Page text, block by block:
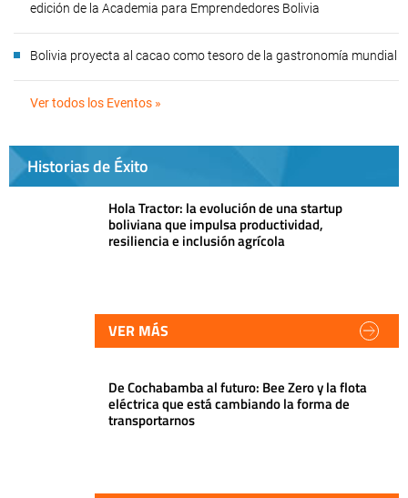
edición de la Academia para Emprendedores Bolivia
Bolivia proyecta al cacao como tesoro de la gastronomía mundial
Ver todos los Eventos »
Historias de Éxito
Hola Tractor: la evolución de una startup
boliviana que impulsa productividad,
resiliencia e inclusión agrícola
VER MÁS
De Cochabamba al futuro: Bee Zero y la flota
eléctrica que está cambiando la forma de
transportarnos